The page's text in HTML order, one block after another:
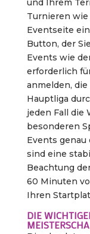
und Ihrem
Turnieren wie
Eventseite
Button, der
Events wie
erforderlich
anmelden,
Hauptliga
jeden Fall die
besonderen
Events genau
sind eine
Beachtung
60 Minuten
Ihren
DIE